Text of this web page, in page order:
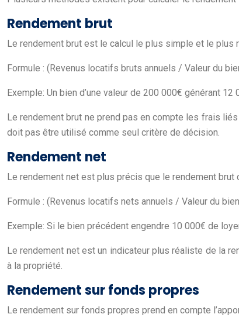
Rendement brut
Le rendement brut est le calcul le plus simple et le plus
Formule : (Revenus locatifs bruts annuels / Valeur du
Exemple: Un bien d’une valeur de 200 000€ générant
Le rendement brut ne prend pas en compte les frais
doit pas être utilisé comme seul critère de décision.
Rendement net
Le rendement net est plus précis que le rendement
Formule : (Revenus locatifs nets annuels / Valeur du
Exemple: Si le bien précédent engendre 10 000€ de
Le rendement net est un indicateur plus réaliste de la
à la propriété.
Rendement sur fonds propres
Le rendement sur fonds propres prend en compte